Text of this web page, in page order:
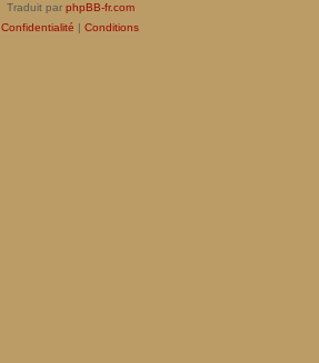
Traduit par phpBB-fr.com
Confidentialité | Conditions